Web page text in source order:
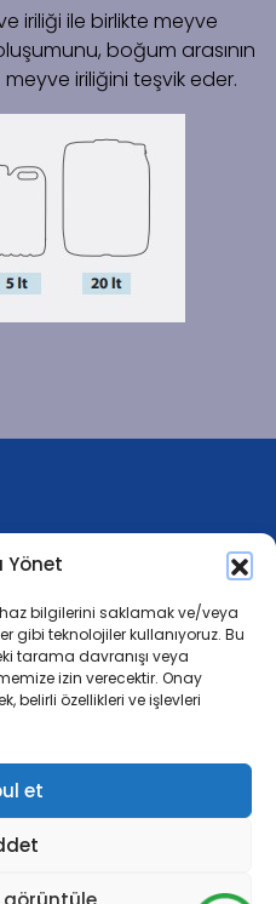
Yönet
bilgilerini saklamak ve/veya
gibi teknolojiler kullanıyoruz. Bu
tarama davranışı veya
izin verecektir. Onay
belirli özellikleri ve işlevleri
et
iriliği ile birlikte meyve
boğum arasının
meyve iriliğini teşvik eder.